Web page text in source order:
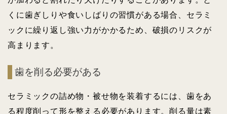
くに歯ぎしりや食いしばりの習慣がある場合、セラミ
ックに繰り返し強い力がかかるため、破損のリスクが
高まります。
歯を削る必要がある
セラミックの詰め物・被せ物を装着するには、歯をあ
る程度削って形を整える必要があります。削る量は素